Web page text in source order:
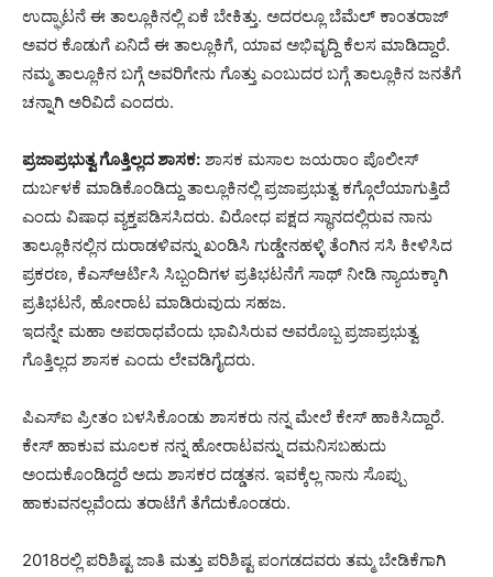
ಉದ್ಘಾಟನೆ ಈ ತಾಲ್ಲೂಕಿನಲ್ಲಿ ಏಕೆ ಬೇಕಿತ್ತು. ಅದರಲ್ಲೂ ಬೆಮೆಲ್ ಕಾಂತರಾಜ್
ಅವರ ಕೊಡುಗೆ ಏನಿದೆ ಈ ತಾಲ್ಲೂಕಿಗೆ, ಯಾವ ಅಭಿವೃದ್ದಿ ಕೆಲಸ ಮಾಡಿದ್ದಾರೆ.
ನಮ್ಮ ತಾಲ್ಲೂಕಿನ ಬಗ್ಗೆ ಅವರಿಗೇನು ಗೊತ್ತು ಎಂಬುದರ ಬಗ್ಗೆ ತಾಲ್ಲೂಕಿನ ಜನತೆಗೆ
ಚನ್ನಾಗಿ ಅರಿವಿದೆ ಎಂದರು.
ಪ್ರಜಾಪ್ರಭುತ್ವ ಗೊತ್ತಿಲ್ಲದ ಶಾಸಕ: ಶಾಸಕ ಮಸಾಲ ಜಯರಾಂ ಪೊಲೀಸ್
ದುರ್ಬಳಕೆ ಮಾಡಿಕೊಂಡಿದ್ದು ತಾಲ್ಲೂಕಿನಲ್ಲಿ ಪ್ರಜಾಪ್ರಭುತ್ವ ಕಗ್ಗೊಲೆಯಾಗುತ್ತಿದೆ
ಎಂದು ವಿಷಾಧ ವ್ಯಕ್ತಪಡಿಸಸಿದರು. ವಿರೋಧ ಪಕ್ಷದ ಸ್ಥಾನದಲ್ಲಿರುವ ನಾನು
ತಾಲ್ಲೂಕಿನಲ್ಲಿನ ದುರಾಡಳಿವನ್ನು ಖಂಡಿಸಿ ಗುಡ್ಡೇನಹಳ್ಳಿ ತೆಂಗಿನ ಸಸಿ ಕೀಳಿಸಿದ
ಪ್ರಕರಣ, ಕೆಎಸ್ಆರ್ಟಿಸಿ ಸಿಬ್ಬಂದಿಗಳ ಪ್ರತಿಭಟನೆಗೆ ಸಾಥ್ ನೀಡಿ ನ್ಯಾಯಕ್ಕಾಗಿ
ಪ್ರತಿಭಟನೆ, ಹೋರಾಟ ಮಾಡಿರುವುದು ಸಹಜ.
ಇದನ್ನೇ ಮಹಾ ಅಪರಾಧವೆಂದು ಭಾವಿಸಿರುವ ಅವರೊಬ್ಬ ಪ್ರಜಾಪ್ರಭುತ್ವ
ಗೊತ್ತಿಲ್ಲದ ಶಾಸಕ ಎಂದು ಲೇವಡಿಗೈದರು.
ಪಿಎಸ್ಐ ಪ್ರೀತಂ ಬಳಸಿಕೊಂಡು ಶಾಸಕರು ನನ್ನ ಮೇಲೆ ಕೇಸ್ ಹಾಕಿಸಿದ್ದಾರೆ.
ಕೇಸ್ ಹಾಕುವ ಮೂಲಕ ನನ್ನ ಹೋರಾಟವನ್ನು ದಮನಿಸಬಹುದು
ಅಂದುಕೊಂಡಿದ್ದರೆ ಅದು ಶಾಸಕರ ದಡ್ಡತನ. ಇವಕ್ಕೆಲ್ಲ ನಾನು ಸೊಪ್ಪು
ಹಾಕುವನಲ್ಲವೆಂದು ತರಾಟೆಗೆ ತೆಗೆದುಕೊಂಡರು.
2018ರಲ್ಲಿ ಪರಿಶಿಷ್ಟ ಜಾತಿ ಮತ್ತು ಪರಿಶಿಷ್ಟ ಪಂಗಡದವರು ತಮ್ಮ ಬೇಡಿಕೆಗಾಗಿ